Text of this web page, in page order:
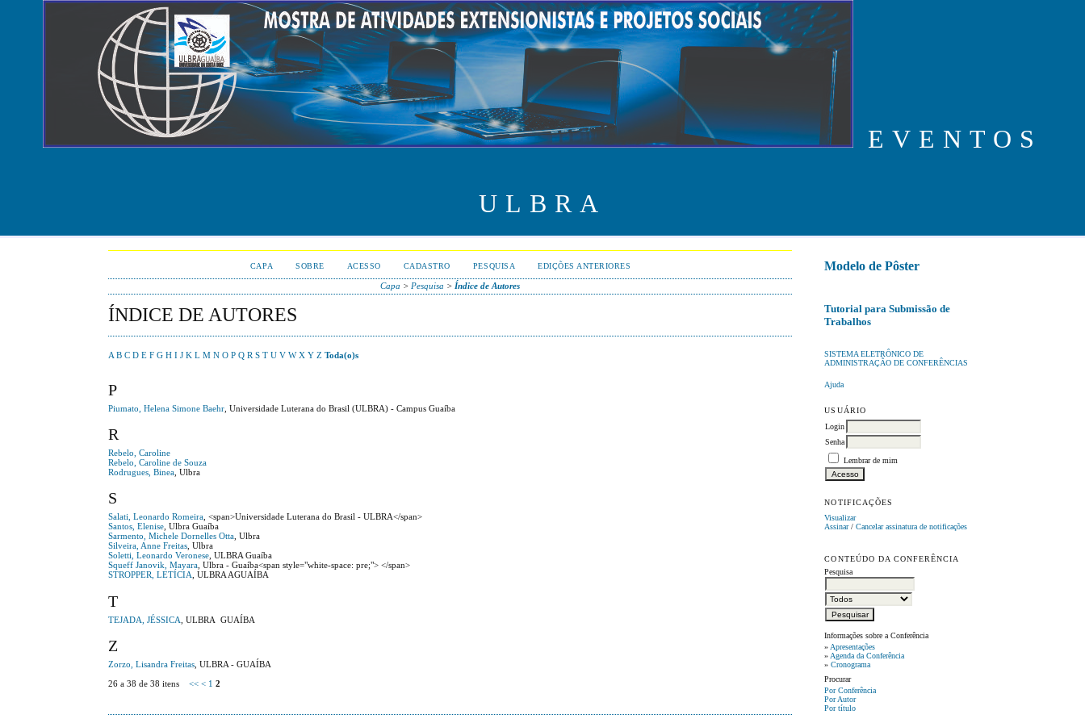
EVENTOS
ULBRA
Modelo de Pôster
Tutorial para Submissão de
Trabalhos
SISTEMA ELETRÔNICO DE
ADMINISTRAÇÃO DE CONFERÊNCIAS
Ajuda
USUÁRIO
Login
Senha
Lembrar de mim
NOTIFICAÇÕES
Visualizar
Assinar/Cancelar assinatura de notificações
CONTEÚDO DA CONFERÊNCIA
Pesquisa
Informações sobre a Conferência
» Apresentações
» Agenda da Conferência
»Cronograma
Procurar
Por Conferência
Por Autor
Por título
CAPA SOBRE ACESSO CADASTRO PESQUISA EDIÇÕES ANTERIORES
Capa > Pesquisa > Índice de Autores
ÍNDICE DE AUTORES
A B C D E F G H I J K L M N O P Q R S T U V W X Y Z Toda(o)s
P
Piumato, Helena Simone Baehr , Universidade Luterana do Brasil (ULBRA) - Campus Guaíba
R
Rebelo, Caroline
Rebelo, Caroline de Souza
Rodrugues, Binea , Ulbra
S
Salati, Leonardo Romeira , <span>Universidade Luterana do Brasil - ULBRA</span>
Santos, Elenise , Ulbra Guaíba
Sarmento, Michele Dornelles Otta , Ulbra
Silveira, Anne Freitas , Ulbra
Soletti, Leonardo Veronese , ULBRA Guaíba
Squeff Janovik, Mayara , Ulbra - Guaíba<span style="white-space: pre;"> </span>
STROPPER, LETÍCIA , ULBRA AGUAÍBA
T
TEJADA, JÉSSICA , ULBRA GUAÍBA
Z
Zorzo, Lisandra Freitas , ULBRA - GUAÍBA
26 a 38 de 38 itens<< < 1 2